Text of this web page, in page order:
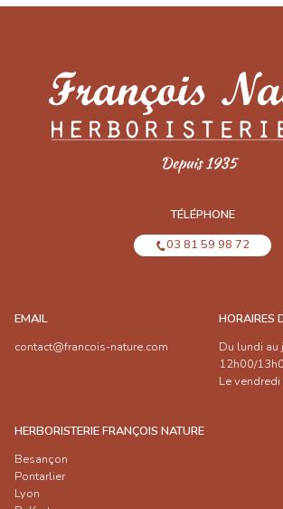
TÉLÉPHONE
03 81 59 98 72
EMAIL
contact@francois-nature.com
HORAIRES
Du lundi
12h00/
Le
HERBORISTERIE FRANÇOIS NATURE
Besançon
Pontarlier
Lyon